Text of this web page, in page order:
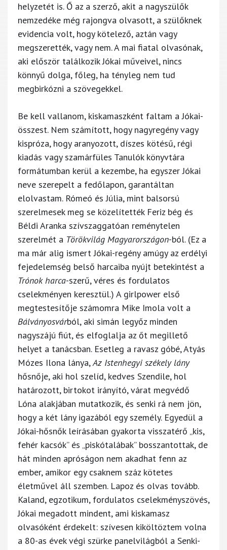
helyzetét is. Ő az a szerző, akit a nagyszülők
nemzedéke még rajongva olvasott, a szülőknek
evidencia volt, hogy kötelező, aztán vagy
megszerették, vagy nem. A mai fiatal olvasónak,
aki először találkozik Jókai műveivel, nincs
könnyű dolga, főleg, ha tényleg nem tud
megbirkózni a szövegekkel.
Be kell vallanom, kiskamaszként faltam a Jókai-
összest. Nem számított, hogy nagyregény vagy
kispróza, hogy aranyozott, díszes kötésű, régi
kiadás vagy szamárfüles Tanulók könyvtára
formátumban kerül a kezembe, ha egyszer Jókai
neve szerepelt a fedőlapon, garantáltan
elolvastam. Rómeó és Júlia, mint balsorsú
szerelmesek meg se közelítették Feriz bég és
Béldi Aranka szívszaggatóan reménytelen
szerelmét a Törökvilág Magyarországon-ból. (Ez a
ma már alig ismert Jókai-regény amúgy az erdélyi
fejedelemség belső harcaiba nyújt betekintést a
Trónok harca-szerű, véres és fordulatos
cselekményen keresztül.) A girlpower első
megtestesítője számomra Mike Imola volt a
Bálványosvárból, aki simán legyőz minden
nagyszájú fiút, és elfoglalja az őt megillető
helyet a tanácsban. Esetleg a ravasz góbé, Atyás
Mózes Ilona lánya,Az Istenhegyi székely lány
hősnője, aki hol szelíd, kedves Szendile, hol
határozott, birtokot irányító, várat megvédő
Lóna alakjában mutatkozik, és senki rá nem jön,
hogy a két lány igazából egy személy. Egyedül a
Jókai-hősnők leírásában gyakorta visszatérő „kis,
fehér kacsók” és „piskótalábak” bosszantottak, de
hát minden apróságon nem akadhat fenn az
ember, amikor egy csaknem száz kötetes
életművel áll szemben. Lapoz és olvas tovább.
Kaland, egzotikum, fordulatos cselekményszövés,
Jókai megadott mindent, ami kiskamasz
olvasóként érdekelt: szívesen kiköltöztem volna
a 80-as évek végi szürke panelvilágból a Senki-